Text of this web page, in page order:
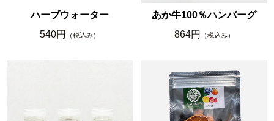
ハーブウォーター
540円
（税込み）
あか牛100％ハンバーグ
864円
（税込み）